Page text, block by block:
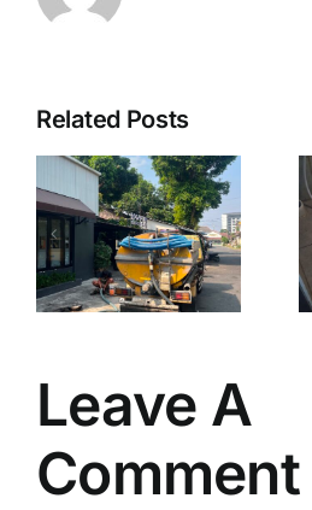
Related Posts
Saluran
Mampet
Murah
Jogja
Leave A
Comment